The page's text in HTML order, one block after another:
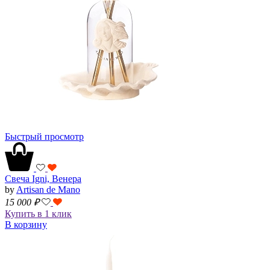
Быстрый просмотр
Свеча Igni, Венера
by Artisan de Mano
15 000 ₽
Купить в 1 клик
В корзину